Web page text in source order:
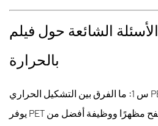
الأسئلة الشائعة حول فيلم PET مغلف
بالحرارة